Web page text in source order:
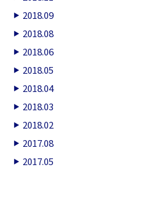
2018.09
2018.08
2018.06
2018.05
2018.04
2018.03
2018.02
2017.08
2017.05